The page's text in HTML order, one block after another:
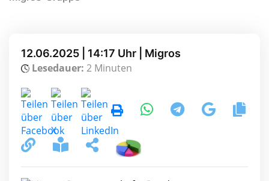
12.06.2025 | 14:17 Uhr | Migros
Lesedauer: 2 Minuten